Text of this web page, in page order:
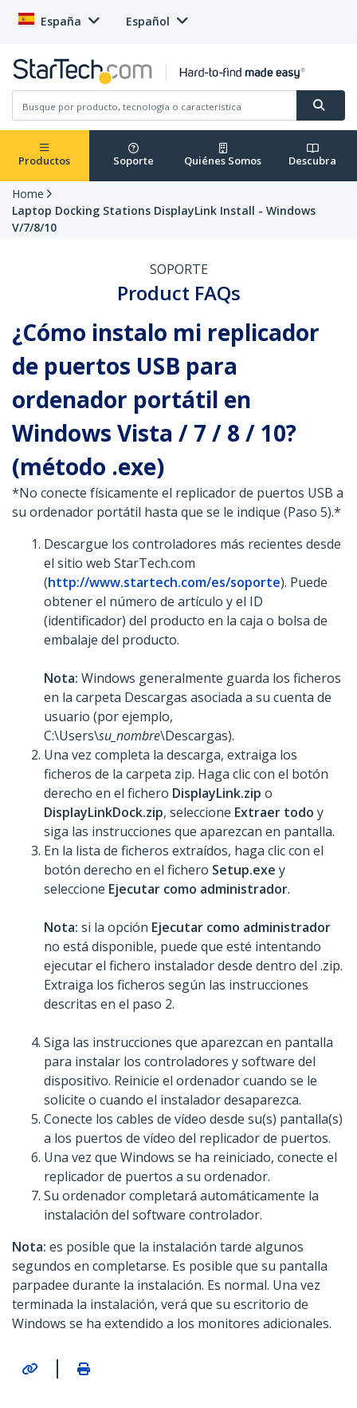
España Español
Productos Soporte Quiénes Somos Descubra
Home
Laptop Docking Stations DisplayLink Install - Windows
V/7/8/10
SOPORTE
Product FAQs
¿Cómo instalo mi replicador
de puertos USB para
ordenador portátil en
Windows Vista / 7 / 8 / 10?
(método .exe)
*No conecte físicamente el replicador de puertos USB a
su ordenador portátil hasta que se le indique (Paso 5).*
Descargue los controladores más recientes desde
el sitio web StarTech.com
(http://www.startech.com/es/soporte). Puede
obtener el número de artículo y el ID
(identificador) del producto en la caja o bolsa de
embalaje del producto.
Nota: Windows generalmente guarda los ficheros
en la carpeta Descargas asociada a su cuenta de
usuario (por ejemplo,
C:\Users\su_nombre\Descargas).
Una vez completa la descarga, extraiga los
ficheros de la carpeta zip. Haga clic con el botón
derecho en el fichero DisplayLink.zip o
DisplayLinkDock.zip, seleccione Extraer todo y
siga las instrucciones que aparezcan en pantalla.
En la lista de ficheros extraídos, haga clic con el
botón derecho en el fichero Setup.exe y
seleccione Ejecutar como administrador.
Nota: si la opción Ejecutar como administrador
no está disponible, puede que esté intentando
ejecutar el fichero instalador desde dentro del .zip.
Extraiga los ficheros según las instrucciones
descritas en el paso 2.
Siga las instrucciones que aparezcan en pantalla
para instalar los controladores y software del
dispositivo. Reinicie el ordenador cuando se le
solicite o cuando el instalador desaparezca.
Conecte los cables de vídeo desde su(s) pantalla(s)
a los puertos de vídeo del replicador de puertos.
Una vez que Windows se ha reiniciado, conecte el
replicador de puertos a su ordenador.
Su ordenador completará automáticamente la
instalación del software controlador.
Nota: es posible que la instalación tarde algunos
segundos en completarse. Es posible que su pantalla
parpadee durante la instalación. Es normal. Una vez
terminada la instalación, verá que su escritorio de
Windows se ha extendido a los monitores adicionales.
|